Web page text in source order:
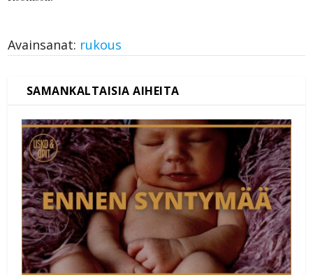
Avainsanat: rukous